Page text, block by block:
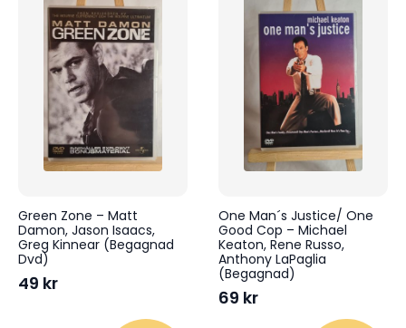
Green Zone – Matt
Damon, Jason Isaacs,
Greg Kinnear (Begagnad
Dvd)
49 kr
One Man´s Justice/ One
Good Cop – Michael
Keaton, Rene Russo,
Anthony LaPaglia
(Begagnad)
69 kr